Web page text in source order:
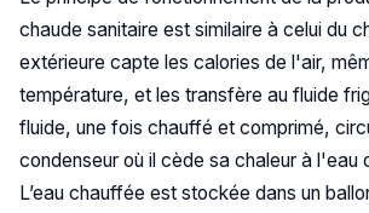
chaude sanitaire est similaire à celui du
extérieure capte les calories de l'air,
température, et les transfère au fluide
fluide, une fois chauffé et comprimé,
condenseur où il cède sa chaleur à l'eau
L’eau chauffée est stockée dans un